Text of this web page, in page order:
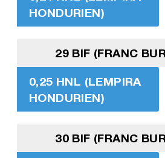
HONDURIEN)
29 BIF (FRANC
0,25 HNL (LEMPIRA
HONDURIEN)
30 BIF (FRANC